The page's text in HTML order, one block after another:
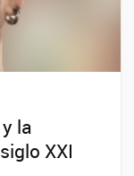
la
XXI